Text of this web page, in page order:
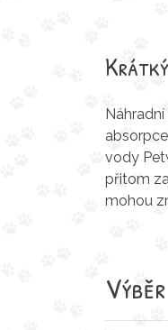
vody
přitom
mohou